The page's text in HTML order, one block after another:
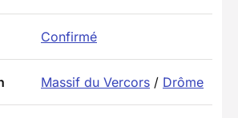
Confirmé
Massif du Vercors / Drôme